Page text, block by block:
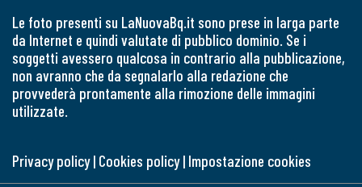
Le foto presenti su LaNuovaBq.it sono prese in larga parte
da Internet e quindi valutate di pubblico dominio. Se i
soggetti avessero qualcosa in contrario alla pubblicazione,
non avranno che da segnalarlo alla redazione che
provvederà prontamente alla rimozione delle immagini
utilizzate.
Privacy policy| Cookies policy| Impostazione cookies